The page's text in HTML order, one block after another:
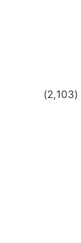
(2,103)